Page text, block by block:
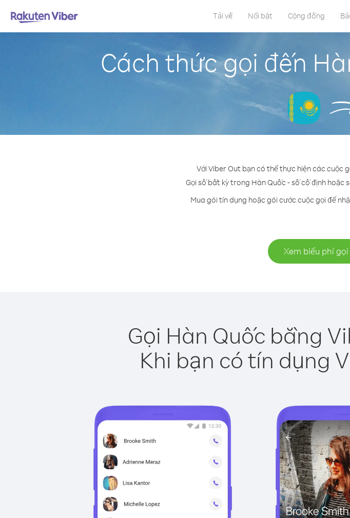
Tải về Nổi bật Cộng đồng
Cách thức gọi đến
Với Viber Out bạn có thể thực hiện các cuộc
Gọi số bất kỳ trong Hàn Quốc - số cố định hoặc
Mua gói tín dụng hoặc gói cước cuộc gọi để
Xem biểu phí
Gọi Hàn Quốc bằng
Khi bạn có tín dụng